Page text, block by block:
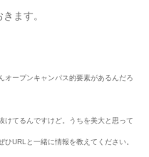
ます。
オープンキャンパス的要素があるんだろ
けてるんですけど。うちを美大と思って
URLと一緒に情報を教えてください。